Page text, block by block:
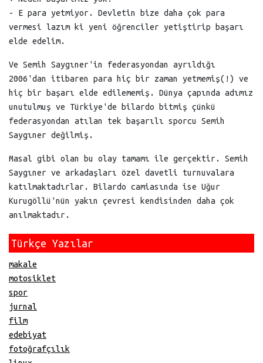
- E para yetmiyor. Devletin bize daha çok para
vermesi lazım ki yeni öğrenciler yetiştirip başarı
elde edelim.
Ve Semih Saygıner'in federasyondan ayrıldığı
2006'dan itibaren para hiç bir zaman yetmemiş(!) ve
hiç bir başarı elde edilememiş. Dünya çapında adımız
unutulmuş ve Türkiye'de bilardo bitmiş çünkü
federasyondan atılan tek başarılı sporcu Semih
Saygıner değilmiş.
Masal gibi olan bu olay tamamı ile gerçektir. Semih
Saygıner ve arkadaşları özel davetli turnuvalara
katılmaktadırlar. Bilardo camiasında ise Uğur
Kurugöllü'nün yakın çevresi kendisinden daha çok
anılmaktadır.
Türkçe Yazılar
makale
motosiklet
spor
jurnal
film
edebiyat
fotoğrafçılık